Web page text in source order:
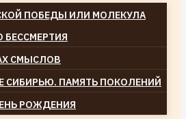
ПОБЕДЫ ИЛИ МОЛЕКУЛА
БЕССМЕРТИЯ
СМЫСЛОВ
СИБИРЬЮ. ПАМЯТЬ ПОКОЛЕНИЙ
РОЖДЕНИЯ